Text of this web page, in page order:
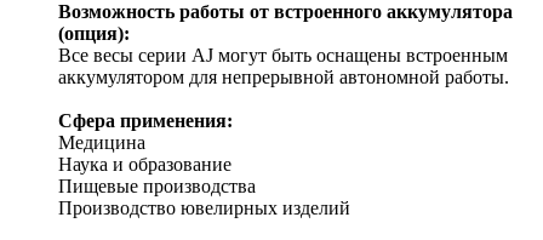
Возможность работы от встроенного аккумулятора
(опция):
Все весы серии AJ могут быть оснащены встроенным
аккумулятором для непрерывной автономной работы.
Сфера применения:
Медицина
Наука и образование
Пищевые производства
Производство ювелирных изделий